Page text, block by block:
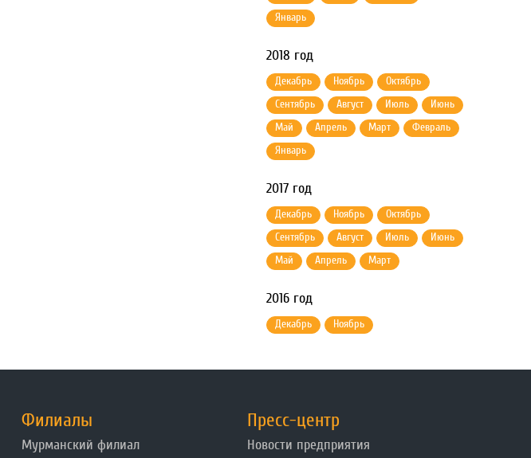
Январь
2018 год
Декабрь Ноябрь
Октябрь
Сентябрь
Август Июль
Июнь
Май
Апрель Март
Февраль
Январь
2017 год
Декабрь Ноябрь
Октябрь
Сентябрь
Август Июль
Июнь
Май
Апрель Март
2016 год
Декабрь Ноябрь
Филиалы
Мурманский филиал
Пресс-центр
Новости предприятия